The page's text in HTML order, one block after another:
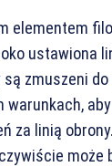
elementem
ustawiona
zmuszeni do
za linią
może